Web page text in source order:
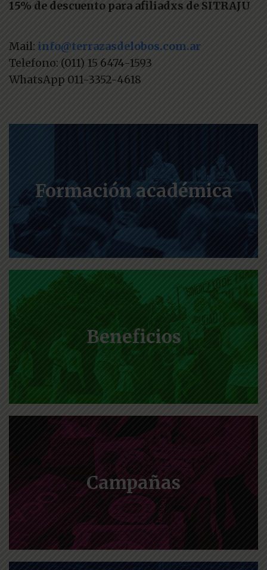
15% de descuento para afiliadxs de SITRAJU
Mail: info@terrazasdelobos.com.ar
Telefono: (011) 15 6474-1593
WhatsApp 011-3352-4618
Formación académica
Beneficios
Campañas